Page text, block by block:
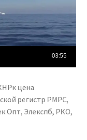
цена
регистр РМРС,
Опт, Элекспб, РКО,